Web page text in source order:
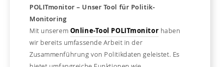
POLITmonitor – Unser Tool für Politik-
Monitoring
Mit unserem Online-Tool POLITmonitor haben
wir bereits umfassende Arbeit in der
Zusammenführung von Politikdaten geleistet. Es